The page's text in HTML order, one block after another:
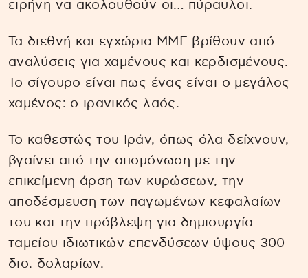
ειρήνη να ακολουθούν οι… πύραυλοι.
Τα διεθνή και εγχώρια ΜΜΕ βρίθουν από
αναλύσεις για χαμένους και κερδισμένους.
Το σίγουρο είναι πως ένας είναι ο μεγάλος
χαμένος: ο ιρανικός λαός.
Το καθεστώς του Ιράν, όπως όλα δείχνουν,
βγαίνει από την απομόνωση με την
επικείμενη άρση των κυρώσεων, την
αποδέσμευση των παγωμένων κεφαλαίων
του και την πρόβλεψη για δημιουργία
ταμείου ιδιωτικών επενδύσεων ύψους 300
δισ. δολαρίων.